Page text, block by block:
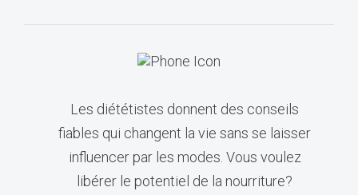
Les diététistes donnent des conseils
fiables qui changent la vie sans se laisser
influencer par les modes. Vous voulez
libérer le potentiel de la nourriture?